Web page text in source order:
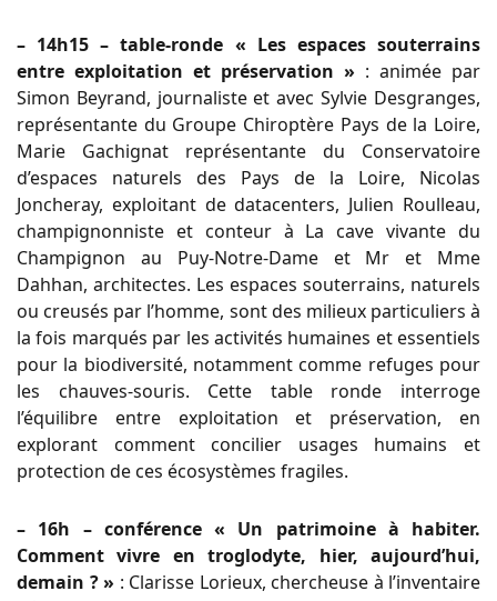
– 14h15 – table-ronde « Les espaces souterrains
entre exploitation et préservation » : animée par
Simon Beyrand, journaliste et avec Sylvie Desgranges,
représentante du Groupe Chiroptère Pays de la Loire,
Marie Gachignat représentante du Conservatoire
d’espaces naturels des Pays de la Loire, Nicolas
Joncheray, exploitant de datacenters, Julien Roulleau,
champignonniste et conteur à La cave vivante du
Champignon au Puy-Notre-Dame et Mr et Mme
Dahhan, architectes. Les espaces souterrains, naturels
ou creusés par l’homme, sont des milieux particuliers à
la fois marqués par les activités humaines et essentiels
pour la biodiversité, notamment comme refuges pour
les chauves-souris. Cette table ronde interroge
l’équilibre entre exploitation et préservation, en
explorant comment concilier usages humains et
protection de ces écosystèmes fragiles.
– 16h – conférence « Un patrimoine à habiter.
Comment vivre en troglodyte, hier, aujourd’hui,
demain ? » : Clarisse Lorieux, chercheuse à l’inventaire